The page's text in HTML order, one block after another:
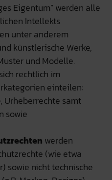
Eigentum“ werden alle
Intellekts
unter anderem
künstlerische Werke,
und Modelle.
rechtlich im
einteilen:
Urheberrechte samt
sowie
werden
(wie etwa
sowie nicht technische